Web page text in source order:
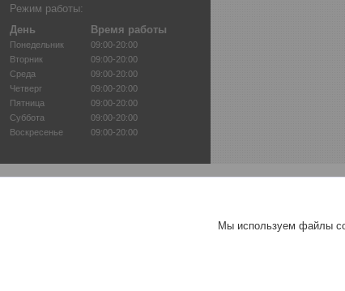
Режим работы:
День
Время работы
Понедельник
09:00-20:00
Вторник
09:00-20:00
Среда
09:00-20:00
Четверг
09:00-20:00
Пятница
09:00-20:00
Суббота
09:00-20:00
Воскресенье
09:00-20:00
Мы используем файлы